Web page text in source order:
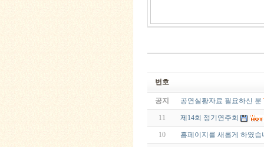
번호
공지 공연실황자료 필요하신 분
11 제14회 정기연주회
10 홈페이지를 새롭게 하였습